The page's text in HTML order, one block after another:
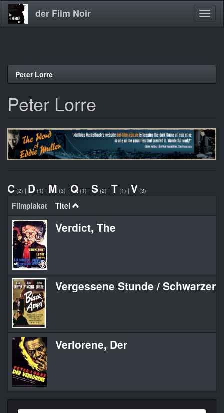
Direkt
der Film Noir
Peter Lorre
Peter Lorre
C (2) | D (1) | M (3) | Q (1) | S (2) | T (1) | V (3)
Filmplakat Titel
Verdict, The
Vergessene Stunde / Schwarzer
Verlorene, Der